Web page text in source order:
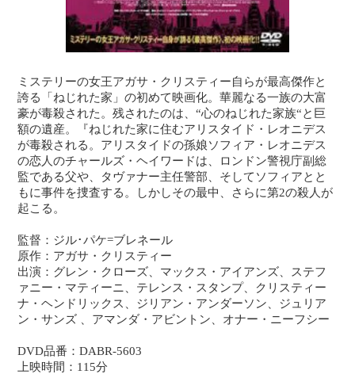
ミステリーの女王アガサ・クリスティー自らが最高傑作と
誇る「ねじれた家」の初めて映画化。華麗なる一族の大富
豪が毒殺された。残されたのは、“心のねじれた家族“と巨
額の遺産。『ねじれた家に住むアリスタイド・レオニデス
が毒殺される。アリスタイドの孫娘ソフィア・レオニデス
の恋人のチャールズ・ヘイワードは、ロンドン警視庁副総
監である父や、タヴァナー主任警部、そしてソフィアとと
もに事件を捜査する。しかしその最中、さらに第2の殺人が
起こる。
監督：ジル･パケ=ブレネール
原作：アガサ・クリスティー
出演：グレン・クローズ、マックス・アイアンズ、ステフ
ァニー・マティーニ、テレンス・スタンプ、クリスティー
ナ・ヘンドリックス、ジリアン・アンダーソン、ジュリア
ン・サンズ 、アマンダ・アビントン、オナー・ニーフシー
DVD品番：DABR-5603
上映時間：115分